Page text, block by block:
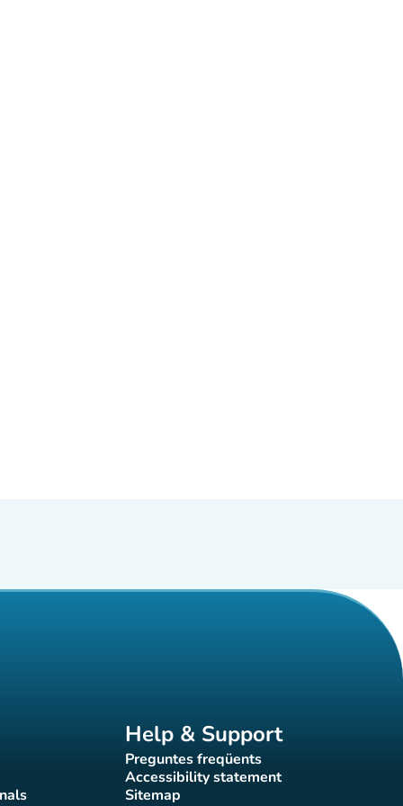
Help & Support
Preguntes freqüents
(new tab)
Accessibility statement
(new tab)
Sitemap